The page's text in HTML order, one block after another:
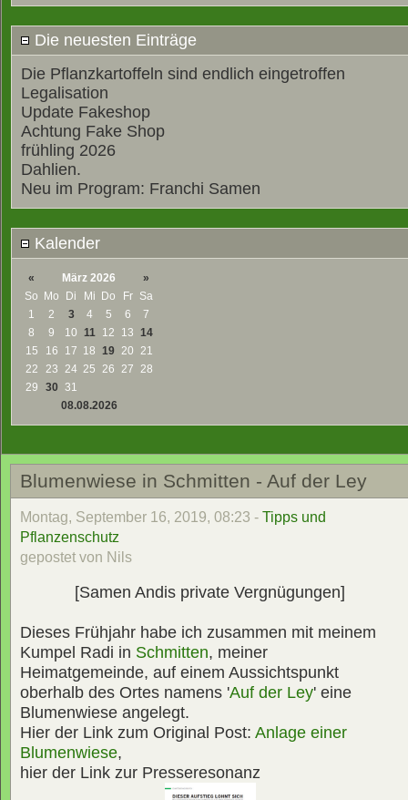
Die neuesten Einträge
Die Pflanzkartoffeln sind endlich eingetroffen
Legalisation
Update Fakeshop
Achtung Fake Shop
frühling 2026
Dahlien.
Neu im Program: Franchi Samen
Kalender
« März 2026
»
So Mo Di Mi Do Fr
Sa
1
2 3 4 5 6
7
8
9 10 11 12 13 14
15
16 17 18 19 20 21
22
23 24 25 26 27 28
29
30 31
08.08.2026
Blumenwiese in Schmitten - Auf der Ley
Montag, September 16, 2019, 08:23 - Tipps und
Pflanzenschutz
gepostet von Nils
[Samen Andis private Vergnügungen]
Dieses Frühjahr habe ich zusammen mit meinem
Kumpel Radi in Schmitten, meiner
Heimatgemeinde, auf einem Aussichtspunkt
oberhalb des Ortes namens 'Auf der Ley' eine
Blumenwiese angelegt.
Hier der Link zum Original Post: Anlage einer
Blumenwiese,
hier der Link zur Presseresonanz